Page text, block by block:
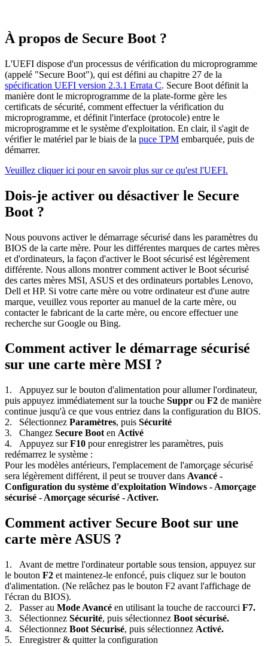
À propos de Secure Boot ?
L'UEFI dispose d'un processus de vérification du microprogramme
(appelé "Secure Boot"), qui est défini au chapitre 27 de la
spécification UEFI version 2.3.1 Errata C. Secure Boot définit la
manière dont le microprogramme de la plate-forme gère les
certificats de sécurité, comment effectuer la vérification du
microprogramme, et définit l'interface (protocole) entre le
microprogramme et le système d'exploitation. En clair, il s'agit de
vérifier le matériel par le biais de la puce TPM embarquée, puis de
démarrer.
Veuillez cliquer ici pour en savoir plus sur ce qu'est l'UEFI.
Dois-je activer ou désactiver le Secure
Boot ?
Nous pouvons activer le démarrage sécurisé dans les paramètres du
BIOS de la carte mère. Pour les différentes marques de cartes mères
et d'ordinateurs, la façon d'activer le Boot sécurisé est légèrement
différente. Nous allons montrer comment activer le Boot sécurisé
des cartes mères MSI, ASUS et des ordinateurs portables Lenovo,
Dell et HP. Si votre carte mère ou votre ordinateur est d'une autre
marque, veuillez vous reporter au manuel de la carte mère, ou
contacter le fabricant de la carte mère, ou encore effectuer une
recherche sur Google ou Bing.
Comment activer le démarrage sécurisé
sur une carte mère MSI ?
1. Appuyez sur le bouton d'alimentation pour allumer l'ordinateur,
puis appuyez immédiatement sur la touche Suppr ou F2 de manière
continue jusqu'à ce que vous entriez dans la configuration du BIOS.
2. Sélectionnez Paramètres, puis Sécurité
3. Changez Secure Boot en Activé
4. Appuyez surF10 pour enregistrer les paramètres, puis
redémarrez le système :
Pour les modèles antérieurs, l'emplacement de l'amorçage sécurisé
sera légèrement différent, il peut se trouver dans Avancé -
Configuration du système d'exploitation Windows - Amorçage
sécurisé - Amorçage sécurisé - Activer.
Comment activer Secure Boot sur une
carte mère ASUS ?
1. Avant de mettre l'ordinateur portable sous tension, appuyez sur
le bouton F2 et maintenez-le enfoncé, puis cliquez sur le bouton
d'alimentation. (Ne relâchez pas le bouton F2 avant l'affichage de
l'écran du BIOS).
2. Passer au Mode Avancé en utilisant la touche de raccourci F7.
3. Sélectionnez Sécurité, puis sélectionnez Boot sécurisé.
4. Sélectionnez Boot Sécurisé, puis sélectionnez Activé.
5. Enregistrer& quitter la configuration